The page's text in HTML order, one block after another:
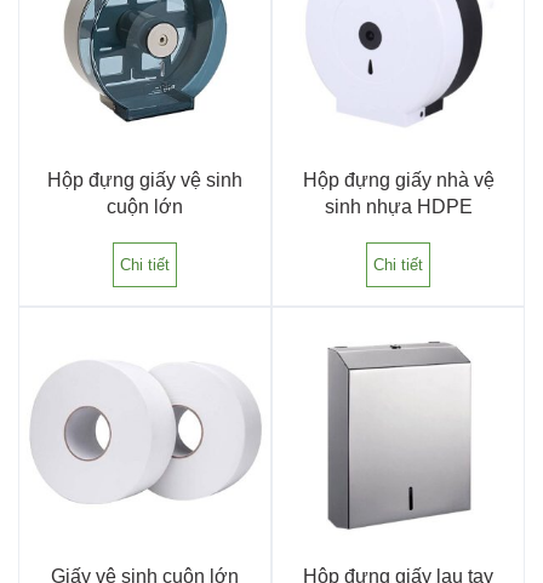
Hộp đựng giấy vệ sinh
cuộn lớn
Chi tiết
Hộp đựng giấy nhà vệ
sinh nhựa HDPE
Chi tiết
Giấy vệ sinh cuộn lớn
Hộp đựng giấy lau tay